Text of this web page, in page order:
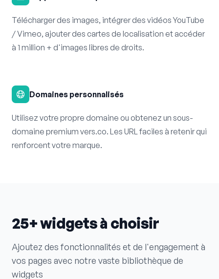
Télécharger des images, intégrer des vidéos YouTube
/ Vimeo, ajouter des cartes de localisation et accéder
à 1 million + d'images libres de droits.
Domaines personnalisés
Utilisez votre propre domaine ou obtenez un sous-
domaine premium vers.co. Les URL faciles à retenir qui
renforcent votre marque.
25+ widgets à choisir
Ajoutez des fonctionnalités et de l'engagement à
vos pages avec notre vaste bibliothèque de
widgets